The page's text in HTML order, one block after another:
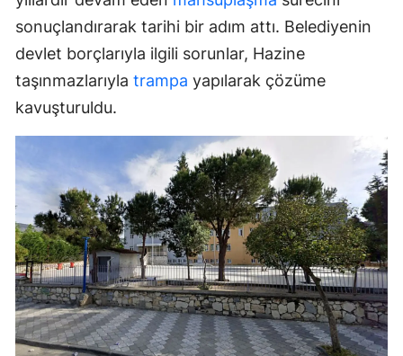
sonuçlandırarak tarihi bir adım attı. Belediyenin
devlet borçlarıyla ilgili sorunlar, Hazine
taşınmazlarıyla trampa yapılarak çözüme
kavuşturuldu.